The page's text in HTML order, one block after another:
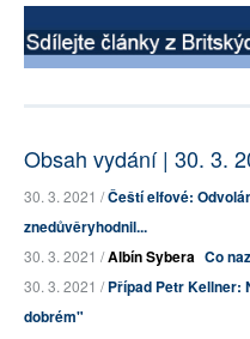
Obsah vydání | 30. 3.
30. 3. 2021 /Čeští elfové:
znedůvěryhodnil...
30. 3. 2021 /Albín Sybera Co
30. 3. 2021 /Případ Petr
dobrém"